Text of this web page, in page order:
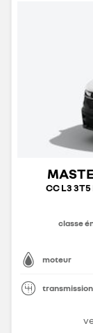
CC L3
classe
moteur
transmission